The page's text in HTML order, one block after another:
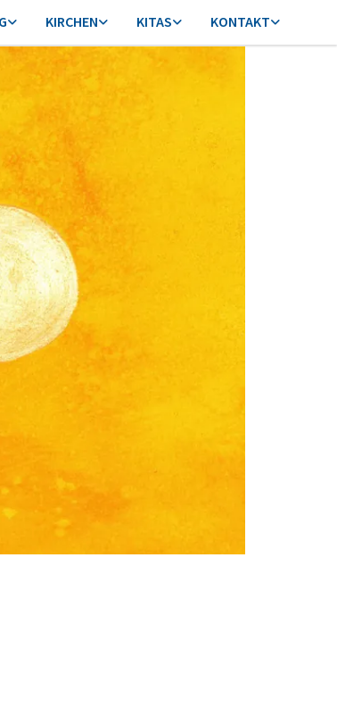
KIRCHEN KITAS KONTAKT